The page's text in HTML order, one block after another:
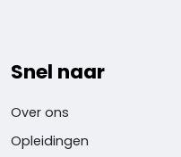
Snel naar
Over ons
Opleidingen